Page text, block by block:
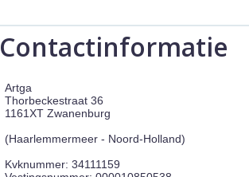
Contactinformatie
Artga
Thorbeckestraat 36
1161XT Zwanenburg
(Haarlemmermeer - Noord-Holland)
Kvknummer: 34111159